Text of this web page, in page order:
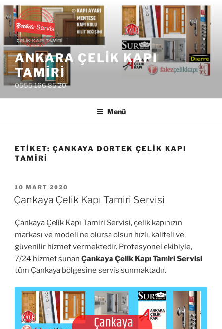
İçeriğe
geç
ANKARA ÇELIK KAPI
TAMIRI
0555 166 85 20
Menü
ETIKET: ÇANKAYA DORTEK ÇELIK KAPI
TAMIRI
YAYIM
TARIHI
10 MART 2020
Çankaya Çelik Kapı Tamiri Servisi
Çankaya Çelik Kapı Tamiri Servisi, çelik kapınızın
markası ve modeli ne olursa olsun hızlı, kaliteli ve
güvenilir hizmet vermektedir. Profesyonel ekibiyle,
7/24 hizmet sunan Çankaya Çelik Kapı Tamiri Servisi
tüm Çankaya bölgesine servis sunmaktadır.